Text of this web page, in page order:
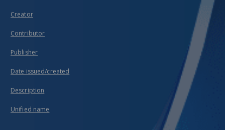
Creator
Contributor
Publisher
Date issued/created
Description
Unified name